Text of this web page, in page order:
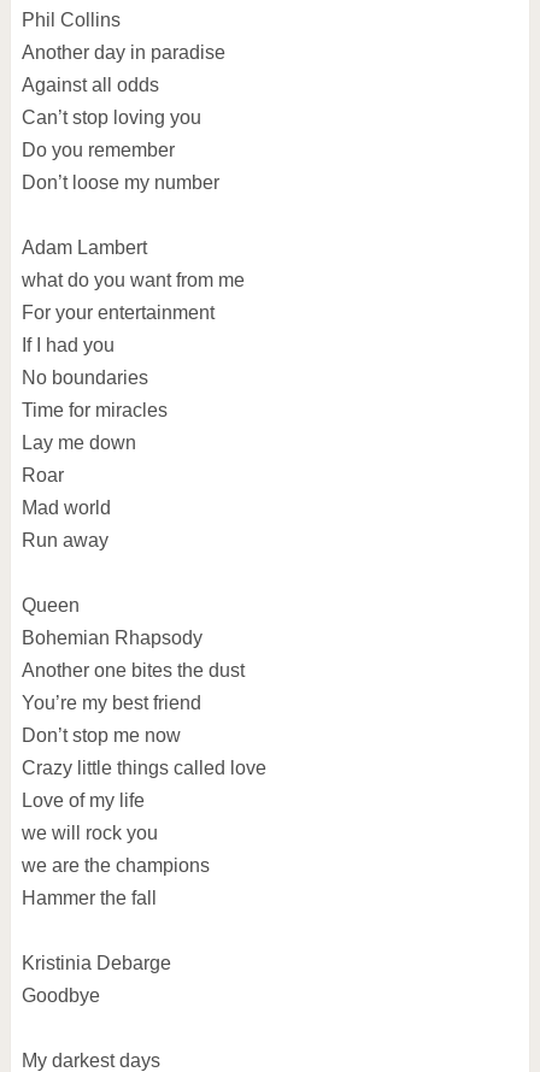
Phil Collins
Another day in paradise
Against all odds
Can’t stop loving you
Do you remember
Don’t loose my number
Adam Lambert
what do you want from me
For your entertainment
If I had you
No boundaries
Time for miracles
Lay me down
Roar
Mad world
Run away
Queen
Bohemian Rhapsody
Another one bites the dust
You’re my best friend
Don’t stop me now
Crazy little things called love
Love of my life
we will rock you
we are the champions
Hammer the fall
Kristinia Debarge
Goodbye
My darkest days